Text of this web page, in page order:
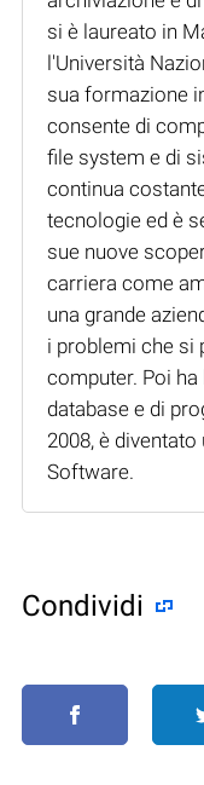
si è laureato in
l'Università
sua formazione
consente di
file system e di
continua
tecnologie ed è
sue nuove
carriera come
una grande
i problemi che si
computer. Poi
database e di
2008, è
Software.
Condividi